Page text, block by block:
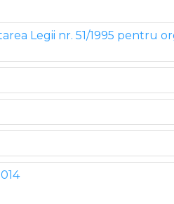
Legii nr. 51/1995 pentru